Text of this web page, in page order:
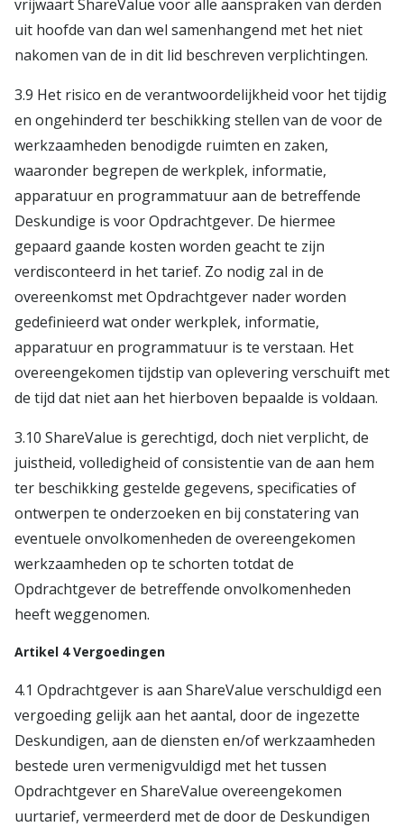
vrijwaart ShareValue voor alle aanspraken van derden
uit hoofde van dan wel samenhangend met het niet
nakomen van de in dit lid beschreven verplichtingen.
3.9 Het risico en de verantwoordelijkheid voor het tijdig
en ongehinderd ter beschikking stellen van de voor de
werkzaamheden benodigde ruimten en zaken,
waaronder begrepen de werkplek, informatie,
apparatuur en programmatuur aan de betreffende
Deskundige is voor Opdrachtgever. De hiermee
gepaard gaande kosten worden geacht te zijn
verdisconteerd in het tarief. Zo nodig zal in de
overeenkomst met Opdrachtgever nader worden
gedefinieerd wat onder werkplek, informatie,
apparatuur en programmatuur is te verstaan. Het
overeengekomen tijdstip van oplevering verschuift met
de tijd dat niet aan het hierboven bepaalde is voldaan.
3.10 ShareValue is gerechtigd, doch niet verplicht, de
juistheid, volledigheid of consistentie van de aan hem
ter beschikking gestelde gegevens, specificaties of
ontwerpen te onderzoeken en bij constatering van
eventuele onvolkomenheden de overeengekomen
werkzaamheden op te schorten totdat de
Opdrachtgever de betreffende onvolkomenheden
heeft weggenomen.
Artikel 4 Vergoedingen
4.1 Opdrachtgever is aan ShareValue verschuldigd een
vergoeding gelijk aan het aantal, door de ingezette
Deskundigen, aan de diensten en/of werkzaamheden
bestede uren vermenigvuldigd met het tussen
Opdrachtgever en ShareValue overeengekomen
uurtarief, vermeerderd met de door de Deskundigen